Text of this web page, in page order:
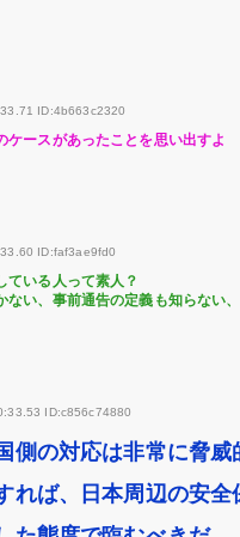
ID:4b663c2320
ケースがあったことを思い出すよ
ID:faf3ae9fd0
ている人って素人？
ない、事前通告の定義も知らない
ID:c856c74880
側の対応は非常に脅威
れば、日本周辺の安